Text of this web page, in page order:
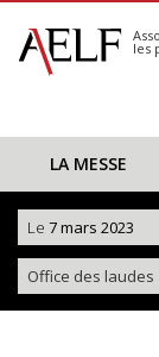
S'abonner
Calendrier
les
LA MESSE
Le 7 mars 2023
Office des laudes